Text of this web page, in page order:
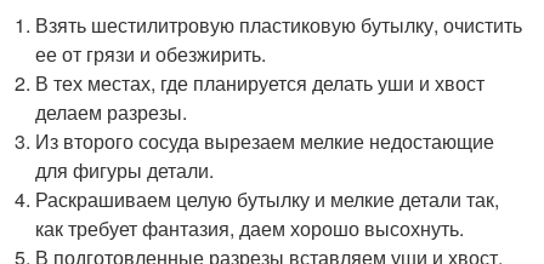
Взять шестилитровую пластиковую бутылку, очистить
ее от грязи и обезжирить.
В тех местах, где планируется делать уши и хвост
делаем разрезы.
Из второго сосуда вырезаем мелкие недостающие
для фигуры детали.
Раскрашиваем целую бутылку и мелкие детали так,
как требует фантазия, даем хорошо высохнуть.
В подготовленные разрезы вставляем уши и хвост.